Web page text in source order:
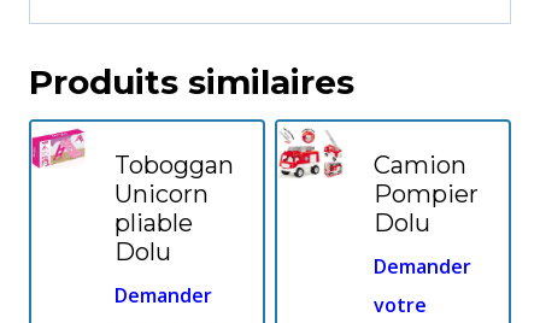
Produits similaires
Toboggan
Unicorn
pliable
Dolu
Demander
Camion
Pompier
Dolu
Demander
votre